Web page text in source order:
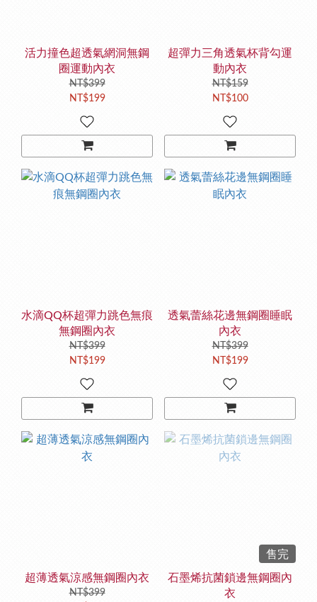
活力撞色超透氣網洞無鋼
圈運動內衣
NT$399
NT$199
超彈力三角透氣杯背勾運
動內衣
NT$159
NT$100
水滴QQ杯超彈力跳色無痕
無鋼圈內衣
NT$399
NT$199
透氣蕾絲花邊無鋼圈睡眠
內衣
NT$399
NT$199
超薄透氣涼感無鋼圈內衣
NT$399
售完
石墨烯抗菌鎖邊無鋼圈內
衣